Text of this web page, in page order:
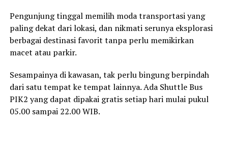
Pengunjung tinggal memilih moda transportasi yang
paling dekat dari lokasi, dan nikmati serunya eksplorasi
berbagai destinasi favorit tanpa perlu memikirkan
macet atau parkir.
Sesampainya di kawasan, tak perlu bingung berpindah
dari satu tempat ke tempat lainnya. Ada Shuttle Bus
PIK2 yang dapat dipakai gratis setiap hari mulai pukul
05.00 sampai 22.00 WIB.